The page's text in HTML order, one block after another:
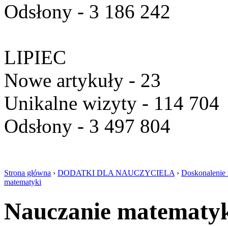
Odsłony - 3 186 242
LIPIEC
Nowe artykuły - 23
Unikalne wizyty - 114 704
Odsłony - 3 497 804
Strona główna › DODATKI DLA NAUCZYCIELA › Doskonalenie
matematyki
Nauczanie